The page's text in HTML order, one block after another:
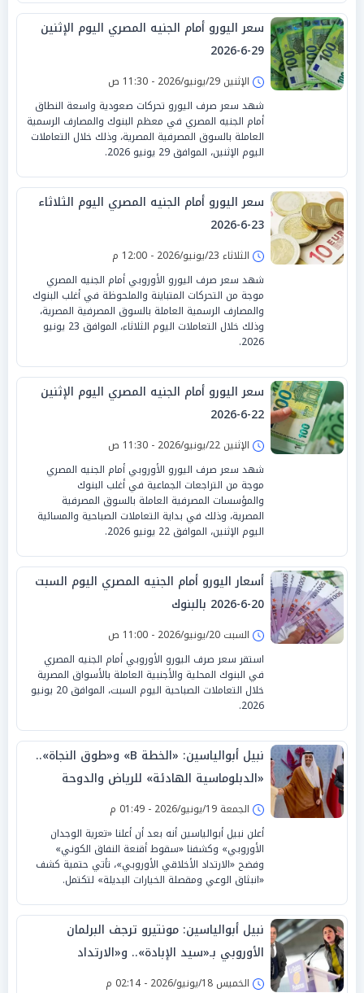
سعر اليورو أمام الجنيه المصري اليوم الإثنين
29-6-2026
الإثنين 29/يونيو/2026 - 11:30 ص
شهد سعر صرف اليورو تحركات صعودية واسعة النطاق
أمام الجنيه المصري في معظم البنوك والمصارف الرسمية
العاملة بالسوق المصرفية المصرية، وذلك خلال التعاملات
اليوم الإثنين، الموافق 29 يونيو 2026.
سعر اليورو أمام الجنيه المصري اليوم الثلاثاء
23-6-2026
الثلاثاء 23/يونيو/2026 - 12:00 م
شهد سعر صرف اليورو الأوروبي أمام الجنيه المصري
موجة من التحركات المتباينة والملحوظة في أغلب البنوك
والمصارف الرسمية العاملة بالسوق المصرفية المصرية،
وذلك خلال التعاملات اليوم الثلاثاء، الموافق 23 يونيو
2026.
سعر اليورو أمام الجنيه المصري اليوم الإثنين
22-6-2026
الإثنين 22/يونيو/2026 - 11:30 ص
شهد سعر صرف اليورو الأوروبي أمام الجنيه المصري
موجة من التراجعات الجماعية في أغلب البنوك
والمؤسسات المصرفية العاملة بالسوق المصرفية
المصرية، وذلك في بداية التعاملات الصباحية والمسائية
اليوم الإثنين، الموافق 22 يونيو 2026.
أسعار اليورو أمام الجنيه المصري اليوم السبت
20-6-2026 بالبنوك
السبت 20/يونيو/2026 - 11:00 ص
استقر سعر صرف اليورو الأوروبي أمام الجنيه المصري
في البنوك المحلية والأجنبية العاملة بالأسواق المصرية
خلال التعاملات الصباحية اليوم السبت، الموافق 20 يونيو
2026.
نبيل أبوالياسين: «الخطة B» و«طوق النجاة»..
«الدبلوماسية الهادئة» للرياض والدوحة
تتفوق على «اللهاث الصهيوني»
الجمعة 19/يونيو/2026 - 01:49 م
أعلن نبيل أبوالياسين أنه بعد أن أعلنا «تعرية الوجدان
الأوروبي» وكشفنا «سقوط أقنعة النفاق الكوني»
وفضح «الارتداد الأخلاقي الأوروبي»، تأتي حتمية كشف
«انبثاق الوعي ومقصلة الخيارات البديلة» لتكتمل.
نبيل أبوالياسين: مونتيرو ترجف البرلمان
الأوروبي بـ«سيد الإبادة».. و«الارتداد
الارتعاشي للدولار» يبرر الاستسلام الحتمي
الخميس 18/يونيو/2026 - 02:14 م